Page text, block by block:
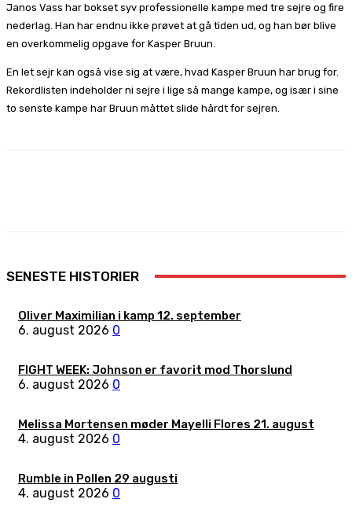
Janos Vass har bokset syv professionelle kampe med tre sejre og fire
nederlag. Han har endnu ikke prøvet at gå tiden ud, og han bør blive
en overkommelig opgave for Kasper Bruun.
En let sejr kan også vise sig at være, hvad Kasper Bruun har brug for.
Rekordlisten indeholder ni sejre i lige så mange kampe, og især i sine
to senste kampe har Bruun måttet slide hårdt for sejren.
SENESTE HISTORIER
Oliver Maximilian i kamp 12. september
6. august 2026 0
FIGHT WEEK: Johnson er favorit mod Thorslund
6. august 2026 0
Melissa Mortensen møder Mayelli Flores 21. august
4. august 2026 0
Rumble in Pollen 29 augusti
4. august 2026 0